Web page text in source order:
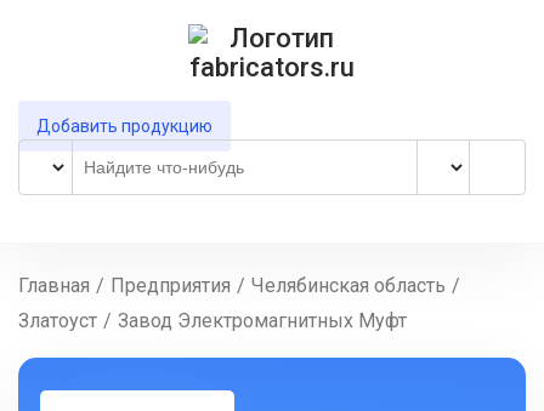
Добавить продукцию
Главная / Предприятия / Челябинская область /
Златоуст / Завод Электромагнитных Муфт